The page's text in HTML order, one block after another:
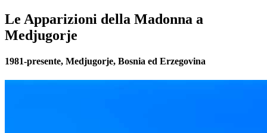
Le Apparizioni della Madonna a
Medjugorje
1981-presente, Medjugorje, Bosnia ed Erzegovina